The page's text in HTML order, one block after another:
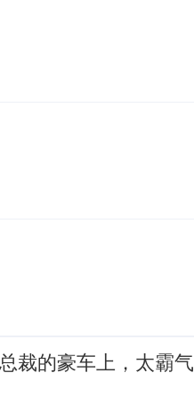
裁的豪车上，太霸气